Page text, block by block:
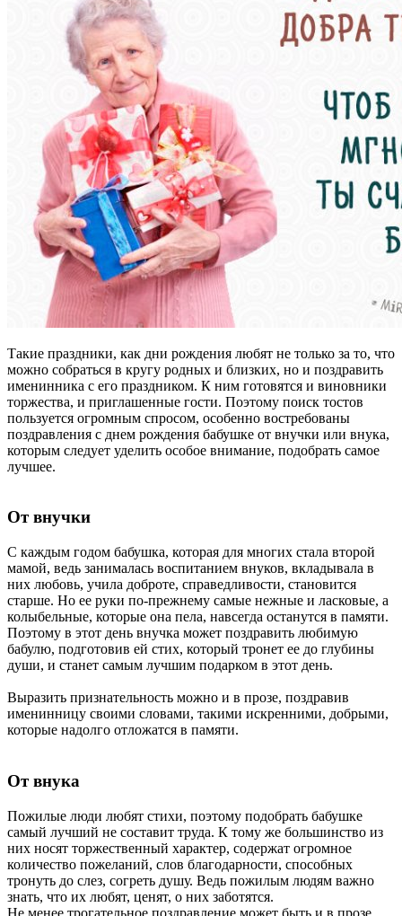
Такие праздники, как дни рождения любят не только за то, что
можно собраться в кругу родных и близких, но и поздравить
именинника с его праздником. К ним готовятся и виновники
торжества, и приглашенные гости. Поэтому поиск тостов
пользуется огромным спросом, особенно востребованы
поздравления с днем рождения бабушке от внучки или внука,
которым следует уделить особое внимание, подобрать самое
лучшее.
От внучки
С каждым годом бабушка, которая для многих стала второй
мамой, ведь занималась воспитанием внуков, вкладывала в
них любовь, учила доброте, справедливости, становится
старше. Но ее руки по-прежнему самые нежные и ласковые, а
колыбельные, которые она пела, навсегда останутся в памяти.
Поэтому в этот день внучка может поздравить любимую
бабулю, подготовив ей стих, который тронет ее до глубины
души, и станет самым лучшим подарком в этот день.
Выразить признательность можно и в прозе, поздравив
именинницу своими словами, такими искренними, добрыми,
которые надолго отложатся в памяти.
От внука
Пожилые люди любят стихи, поэтому подобрать бабушке
самый лучший не составит труда. К тому же большинство из
них носят торжественный характер, содержат огромное
количество пожеланий, слов благодарности, способных
тронуть до слез, согреть душу. Ведь пожилым людям важно
знать, что их любят, ценят, о них заботятся.
Не менее трогательное поздравление может быть и в прозе.